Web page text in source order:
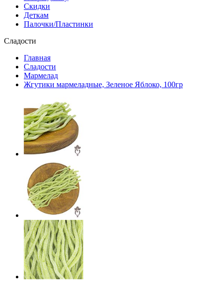
Скидки
Деткам
Палочки/Пластинки
Сладости
Главная
Сладости
Мармелад
Жгутики мармеладные, Зеленое Яблоко, 100гр